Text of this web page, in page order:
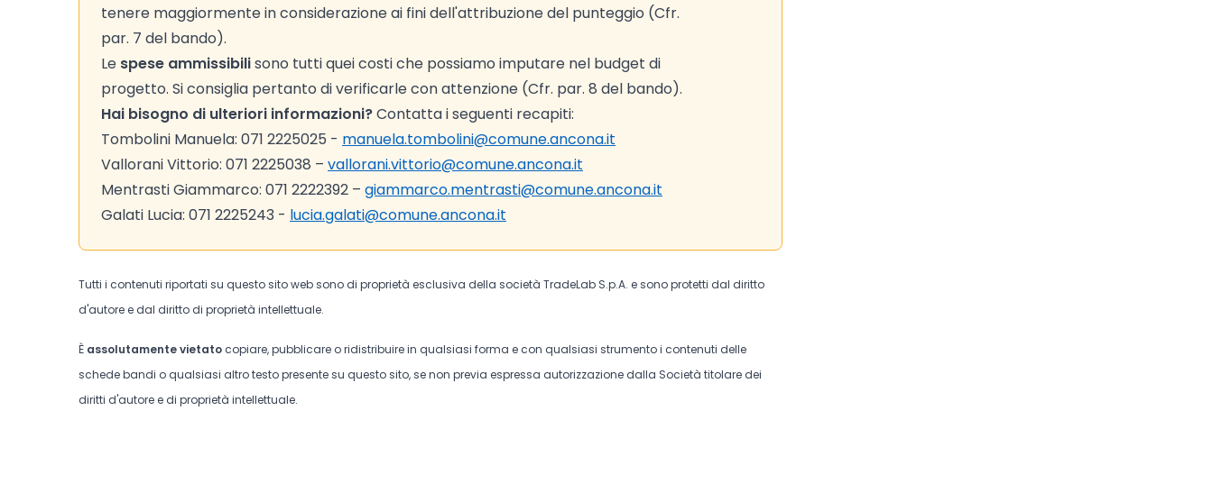
tenere maggiormente in considerazione ai fini dell'attribuzione del punteggio (Cfr.
par. 7 del bando).
Le spese ammissibilisono tutti quei costi che possiamo imputare nel budget di
progetto. Si consiglia pertanto di verificarle con attenzione (Cfr. par. 8 del bando).
Hai bisogno di ulteriori informazioni?Contatta i seguenti recapiti:
Tombolini Manuela: 071 2225025 - manuela.tombolini@comune.ancona.it
Vallorani Vittorio: 071 2225038 – vallorani.vittorio@comune.ancona.it
Mentrasti Giammarco: 071 2222392 – giammarco.mentrasti@comune.ancona.it
Galati Lucia: 071 2225243 - lucia.galati@comune.ancona.it
Tutti i contenuti riportati su questo sito web sono di proprietà esclusiva della società TradeLab S.p.A. e sono protetti dal diritto
d'autore e dal diritto di proprietà intellettuale.
È assolutamente vietato copiare, pubblicare o ridistribuire in qualsiasi forma e con qualsiasi strumento i contenuti delle
schede bandi o qualsiasi altro testo presente su questo sito, se non previa espressa autorizzazione dalla Società titolare dei
diritti d'autore e di proprietà intellettuale.